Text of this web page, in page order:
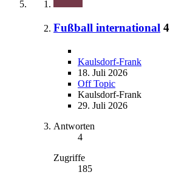
Fußball international 4
Kaulsdorf-Frank
18. Juli 2026
Off Topic
Kaulsdorf-Frank
29. Juli 2026
Antworten
4
Zugriffe
185